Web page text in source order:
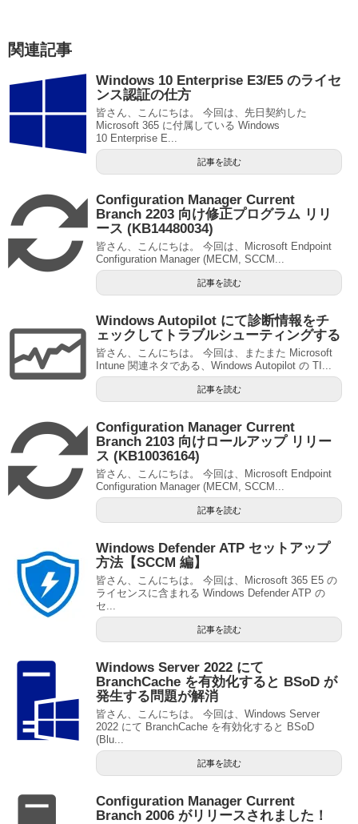
関連記事
Windows 10 Enterprise E3/E5 のライセ
ンス認証の仕方
皆さん、こんにちは。 今回は、先日契約した
Microsoft 365 に付属している Windows
10 Enterprise E...
記事を読む
Configuration Manager Current
Branch 2203 向け修正プログラム リリ
ース (KB14480034)
皆さん、こんにちは。 今回は、Microsoft Endpoint
Configuration Manager (MECM, SCCM...
記事を読む
Windows Autopilot にて診断情報をチ
ェックしてトラブルシューティングする
皆さん、こんにちは。 今回は、またまた Microsoft
Intune 関連ネタである、Windows Autopilot の TI...
記事を読む
Configuration Manager Current
Branch 2103 向けロールアップ リリー
ス (KB10036164)
皆さん、こんにちは。 今回は、Microsoft Endpoint
Configuration Manager (MECM, SCCM...
記事を読む
Windows Defender ATP セットアップ
方法【SCCM 編】
皆さん、こんにちは。 今回は、Microsoft 365 E5 の
ライセンスに含まれる Windows Defender ATP の
セ...
記事を読む
Windows Server 2022 にて
BranchCache を有効化すると BSoD が
発生する問題が解消
皆さん、こんにちは。 今回は、Windows Server
2022 にて BranchCache を有効化すると BSoD
(Blu...
記事を読む
Configuration Manager Current
Branch 2006 がリリースされました！